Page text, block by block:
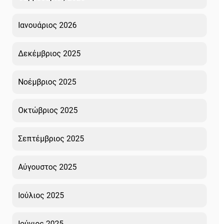
Ιανουάριος 2026
Δεκέμβριος 2025
Νοέμβριος 2025
Οκτώβριος 2025
Σεπτέμβριος 2025
Αύγουστος 2025
Ιούλιος 2025